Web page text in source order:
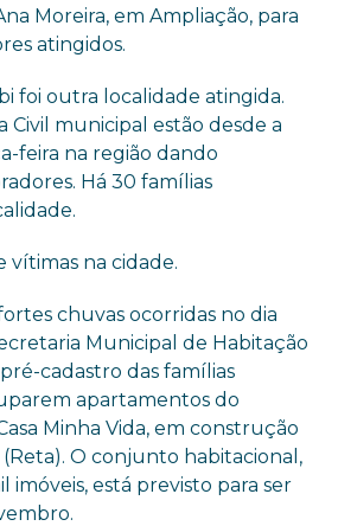
Moreira, em Ampliação, para
atingidos.
foi outra localidade atingida.
Civil municipal estão desde a
feira na região dando
Há 30 famílias
vítimas na cidade.
chuvas ocorridas no dia
Municipal de Habitação
cadastro das famílias
apartamentos do
Minha Vida, em construção
(Reta). O conjunto habitacional,
imóveis, está previsto para ser